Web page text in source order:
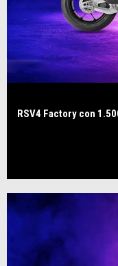
RSV4 Factory con